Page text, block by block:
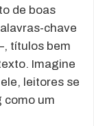
de boas
chave
títulos bem
Imagine
leitores se
como um